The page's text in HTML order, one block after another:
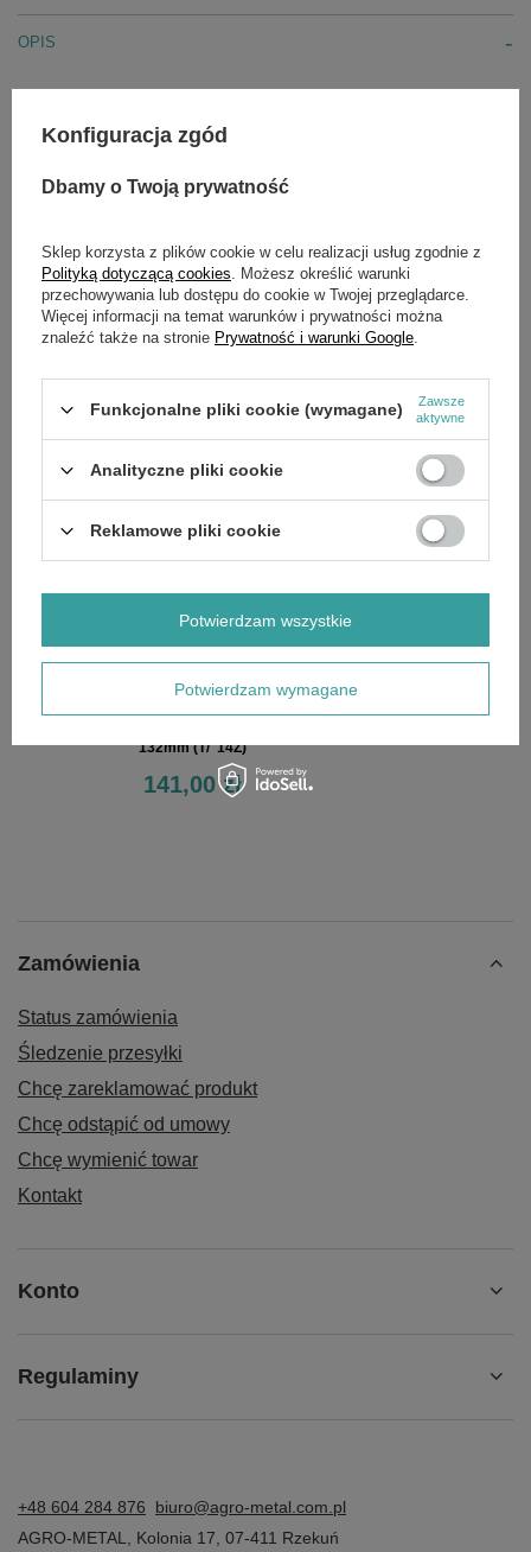
OPIS
DeWalt, Hitachi, Makita, Metabo, Milwaukee itp.
Znormalizowany uchwyt T (znany również jako uchwyt
Typ ostrzy: BiM: bimetal łączy w sobie wydajność cięcia
wszystkich typów materiałów.
W naszych uniwersalnych ostrzach progresywnych
wprowadziliśmy nowe uzębienie progresywne.
Progresywność sprawia, że wiele drobnych zębów
znajduje się w pobliżu uchwytu, co sprawdza się w
przypadku cięcia cienkich materiałów, w miarę oddalania
skuteczne, co umożliwia obróbkę grubszego materiału.
SZCZEGÓŁOWE DANE
OPINIE (0)
132mm (T/"14Z)
141,00 zł
Zamówienia
Status zamówienia
Śledzenie przesyłki
Chcę zareklamować produkt
Chcę odstąpić od umowy
Chcę wymienić towar
Kontakt
Konto
Regulaminy
+48 604 284 876
biuro@agro-metal.com.pl
AGRO-METAL
Kolonia 17 07-411 Rzekuń
Konfiguracja zgód
Dbamy o Twoją prywatność
Sklep korzysta z plików cookie w celu realizacji usług zgodnie z
Polityką dotyczącą cookies . Możesz określić warunki
przechowywania lub dostępu do cookie w Twojej przeglądarce.
Więcej informacji na temat warunków i prywatności można
znaleźć także na stronie Prywatność i warunki Google
Funkcjonalne pliki cookie (wymagane)
Zawsze
aktywne
Analityczne pliki cookie
Reklamowe pliki cookie
Potwierdzam wymagane
Potwierdzam wszystkie